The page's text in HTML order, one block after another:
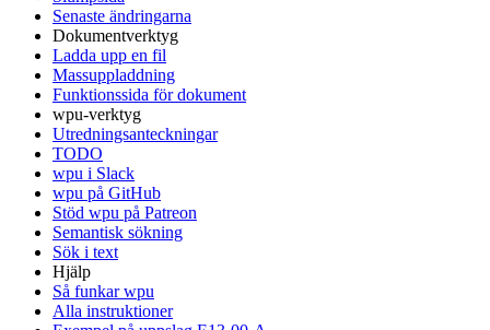
Senaste ändringarna
Dokumentverktyg
Ladda upp en fil
Massuppladdning
Funktionssida för dokument
wpu-verktyg
Utredningsanteckningar
TODO
wpu i Slack
wpu på GitHub
Stöd wpu på Patreon
Semantisk sökning
Sök i text
Hjälp
Så funkar wpu
Alla instruktioner